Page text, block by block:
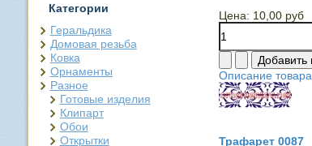
Категории
Геральдика
Домовая резьба
Ковка
Орнаменты
Разное
Готовые изделия
Клипарт
Обои
Открытки
Цена: 10,00 руб
Описание товара
Трафарет 0087